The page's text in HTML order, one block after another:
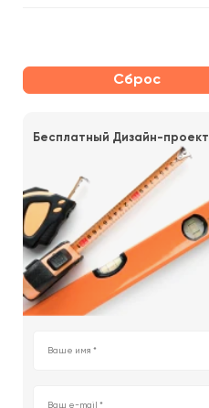
Сброс
Бесплатный Дизайн-проект